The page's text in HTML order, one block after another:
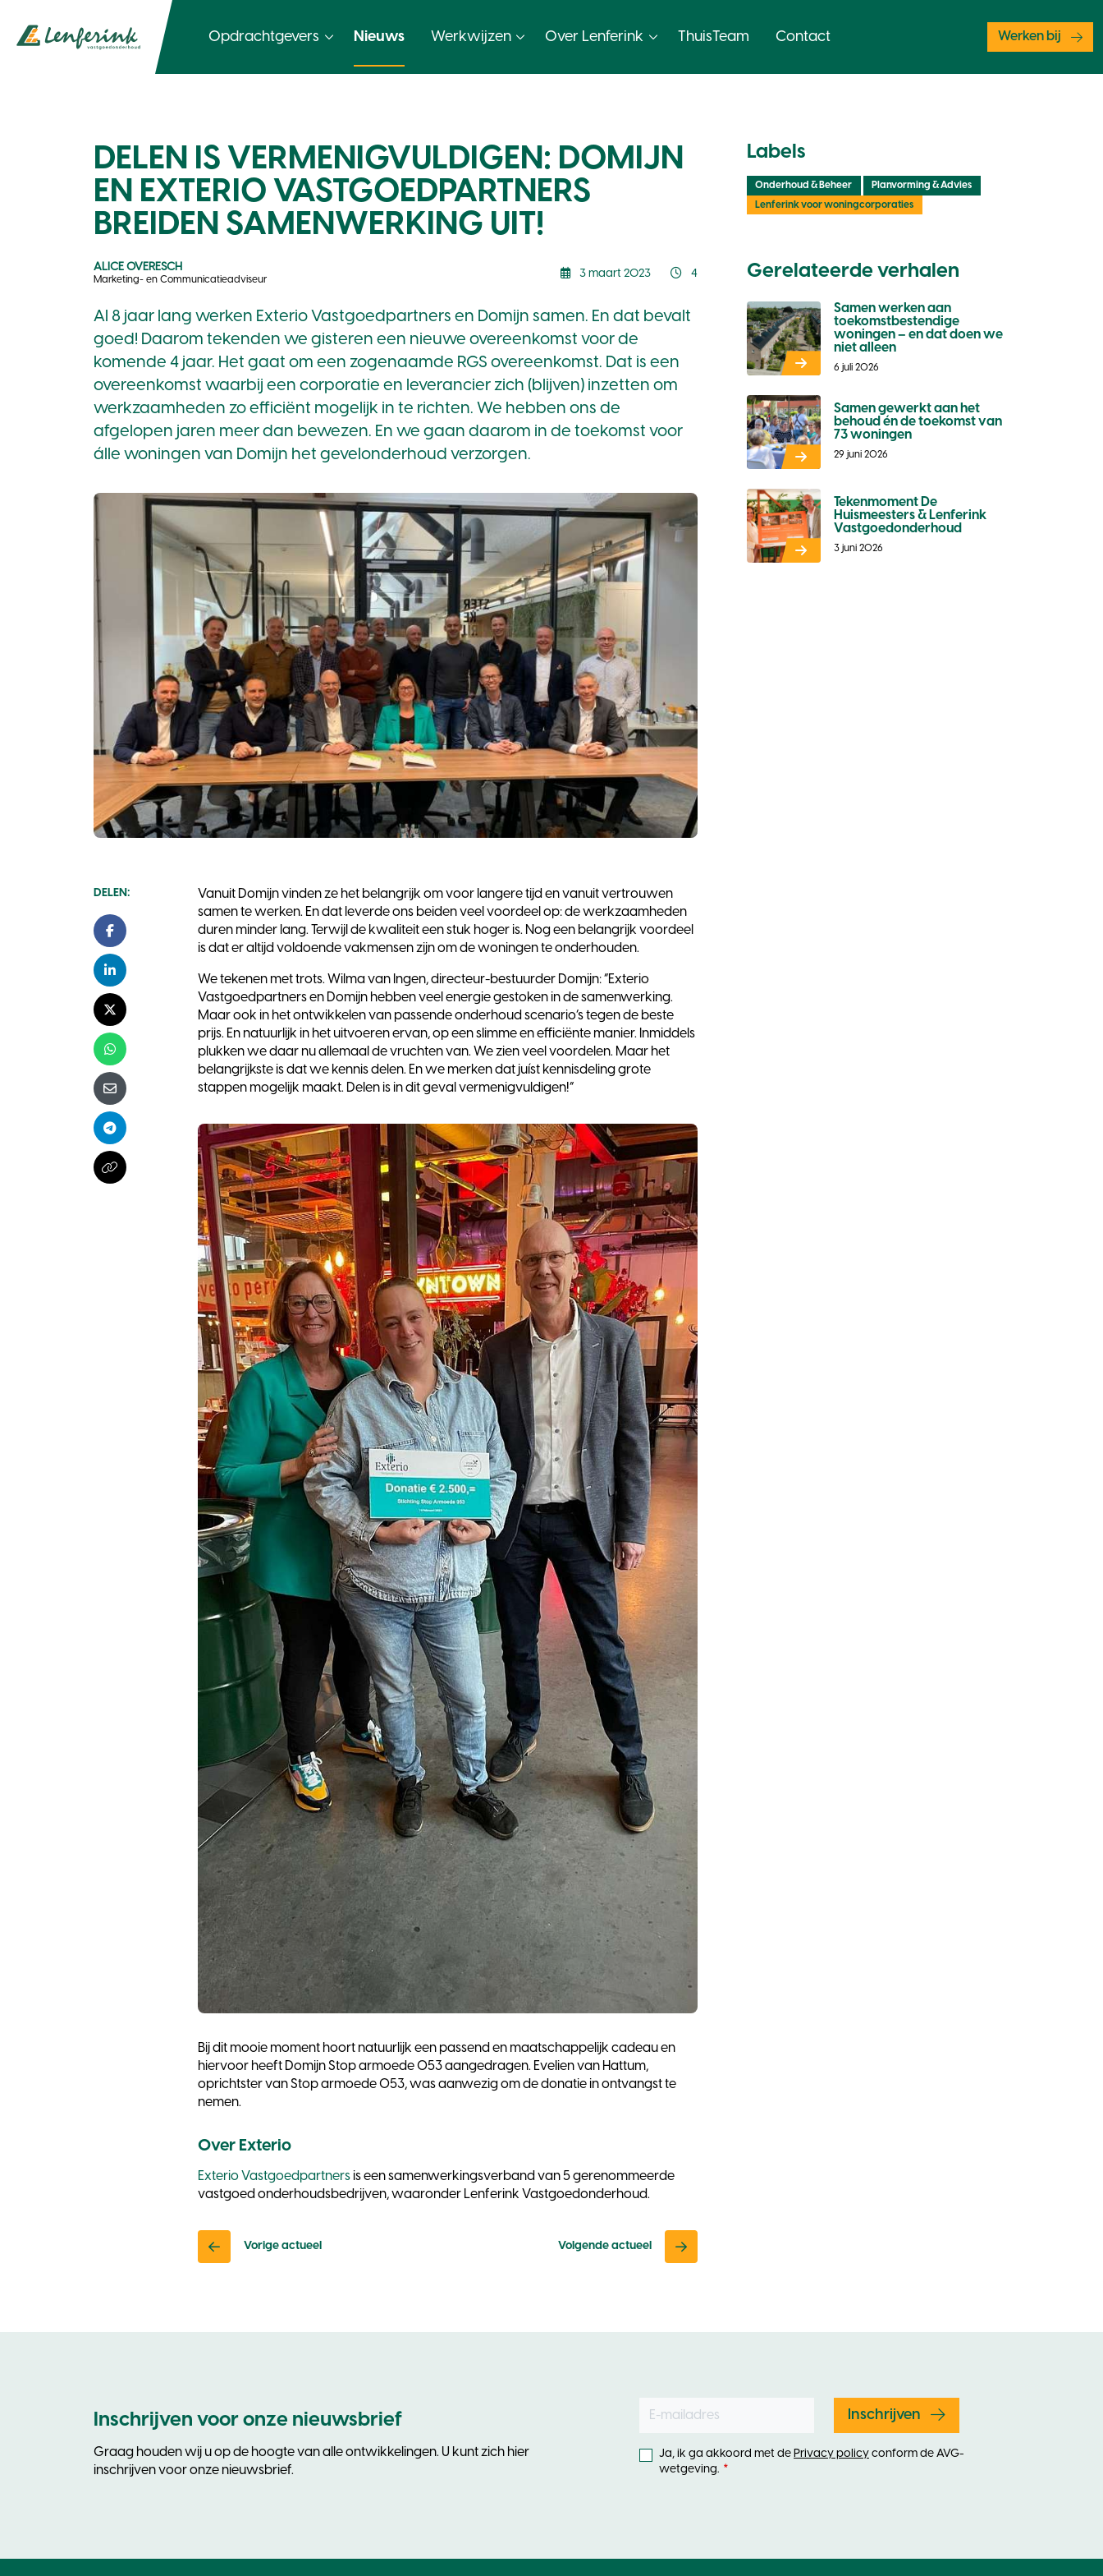
Opdrachtgevers Nieuws Werkwijzen Over Lenferink ThuisTeam Contact Werken bij
DELEN IS VERMENIGVULDIGEN: DOMIJN
EN EXTERIO VASTGOEDPARTNERS
BREIDEN SAMENWERKING UIT!
ALICE OVERESCH
Marketing- en Communicatieadviseur 3 maart 2023 4
Al 8 jaar lang werken Exterio Vastgoedpartners en Domijn samen. En dat bevalt
goed! Daarom tekenden we gisteren een nieuwe overeenkomst voor de
komende 4 jaar. Het gaat om een zogenaamde RGS overeenkomst. Dat is een
overeenkomst waarbij een corporatie en leverancier zich (blijven) inzetten om
werkzaamheden zo efficiënt mogelijk in te richten. We hebben ons de
afgelopen jaren meer dan bewezen. En we gaan daarom in de toekomst voor
álle woningen van Domijn het gevelonderhoud verzorgen.
DELEN:
Facebook
LinkedIn
X - Twitter
Whatsapp
E-mail
Telegram
Kopieer naar klembord
Vanuit Domijn vinden ze het belangrijk om voor langere tijd en vanuit vertrouwen
samen te werken. En dat leverde ons beiden veel voordeel op: de werkzaamheden
duren minder lang. Terwijl de kwaliteit een stuk hoger is. Nog een belangrijk voordeel
is dat er altijd voldoende vakmensen zijn om de woningen te onderhouden.
We tekenen met trots. Wilma van Ingen, directeur-bestuurder Domijn: “Exterio
Vastgoedpartners en Domijn hebben veel energie gestoken in de samenwerking.
Maar ook in het ontwikkelen van passende onderhoud scenario’s tegen de beste
prijs. En natuurlijk in het uitvoeren ervan, op een slimme en efficiënte manier. Inmiddels
plukken we daar nu allemaal de vruchten van. We zien veel voordelen. Maar het
belangrijkste is dat we kennis delen. En we merken dat juíst kennisdeling grote
stappen mogelijk maakt. Delen is in dit geval vermenigvuldigen!”
Bij dit mooie moment hoort natuurlijk een passend en maatschappelijk cadeau en
hiervoor heeft Domijn Stop armoede 053 aangedragen. Evelien van Hattum,
oprichtster van Stop armoede 053, was aanwezig om de donatie in ontvangst te
nemen.
Over Exterio
Exterio Vastgoedpartnersis een samenwerkingsverband van 5 gerenommeerde
vastgoed onderhoudsbedrijven, waaronder Lenferink Vastgoedonderhoud.
Vorige actueel Volgende actueel
Labels
Onderhoud & Beheer
Planvorming & Advies
Lenferink voor woningcorporaties
Gerelateerde verhalen
Samen werken aan
toekomstbestendige
woningen – en dat doen we
niet alleen
6 juli 2026
Samen gewerkt aan het
behoud én de toekomst van
73 woningen
29 juni 2026
Tekenmoment De
Huismeesters & Lenferink
Vastgoedonderhoud
3 juni 2026
Inschrijven voor onze nieuwsbrief
Graag houden wij u op de hoogte van alle ontwikkelingen. U kunt zich hier
inschrijven voor onze nieuwsbrief.
Leave
blank
Inschrijven
Ja, ik ga akkoord met de Privacy policyconform de AVG-
wetgeving.